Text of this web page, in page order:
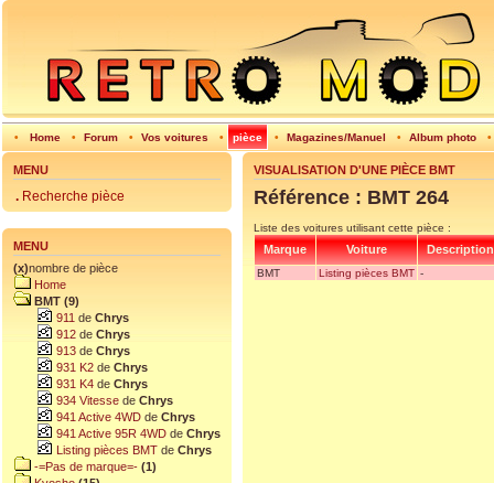
• Home • Forum • Vos voitures • pièce • Magazines/Manuel • Album photo •
MENU
. Recherche pièce
MENU
(x)nombre de pièce
Home
BMT (9)
911 de Chrys
912 de Chrys
913 de Chrys
931 K2 de Chrys
931 K4 de Chrys
934 Vitesse de Chrys
941 Active 4WD de Chrys
941 Active 95R 4WD de Chrys
Listing pièces BMT de Chrys
-=Pas de marque=- (1)
VISUALISATION D'UNE PIÈCE BMT
Référence : BMT 264
Liste des voitures utilisant cette pièce :
Marque Voiture
BMT Listing pièces BMT -